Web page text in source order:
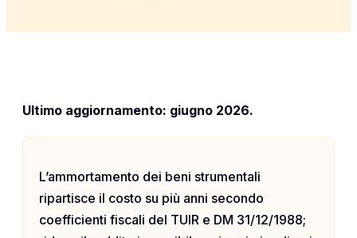
Ultimo aggiornamento: giugno 2026.
L’ammortamento dei beni strumentali
ripartisce il costo su più anni secondo
coefficienti fiscali del TUIR e DM 31/12/1988;